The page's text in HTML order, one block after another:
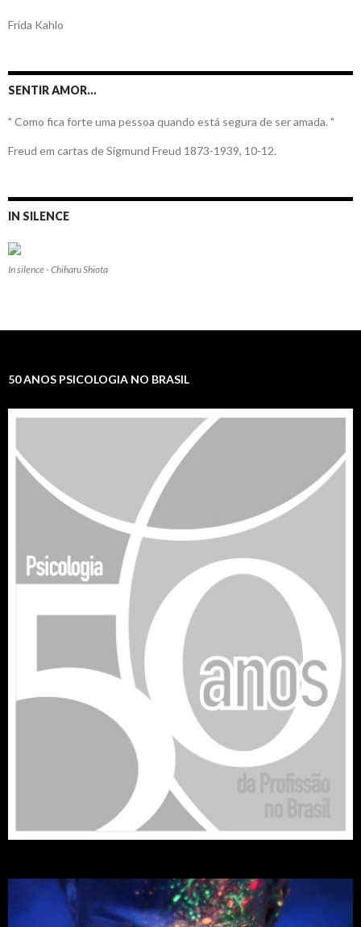
Frida Kahlo
SENTIR AMOR…
" Como fica forte uma pessoa quando está segura de ser amada. "
Freud em cartas de Sigmund Freud 1873-1939, 10-12.
IN SILENCE
In silence - Chiharu Shiota
50 ANOS PSICOLOGIA NO BRASIL